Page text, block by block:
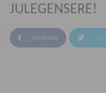
JULEGENSERE!
Facebook